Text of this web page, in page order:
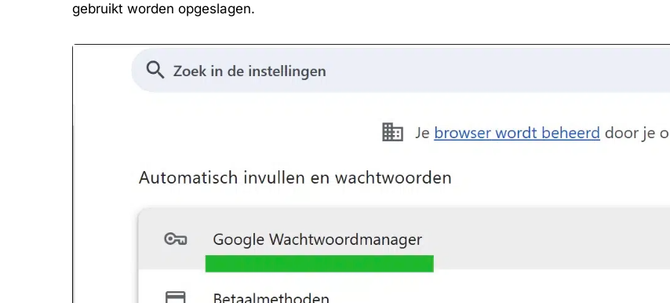
gebruikt worden opgeslagen.